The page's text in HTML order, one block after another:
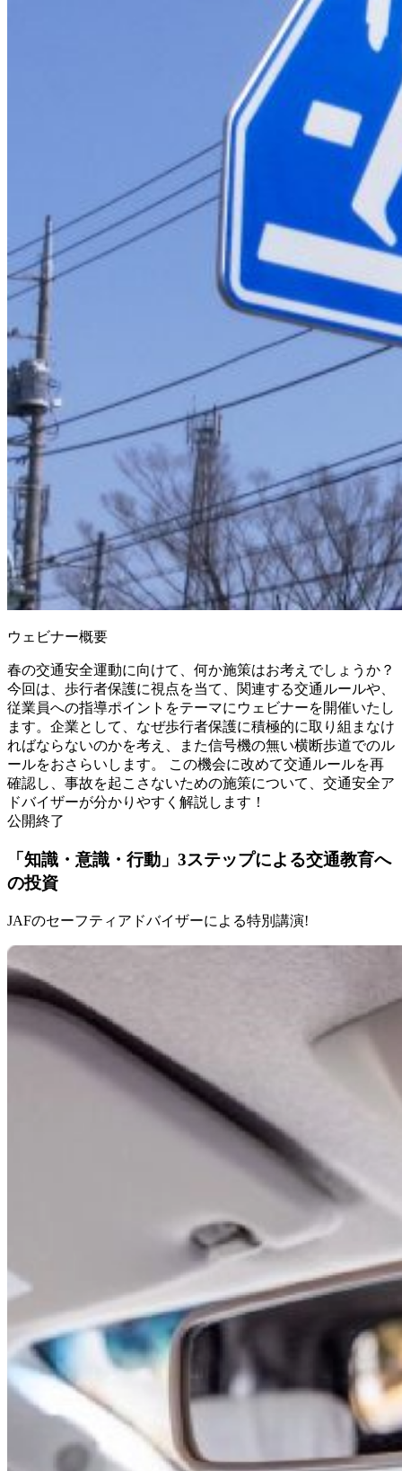
ウェビナー概要
春の交通安全運動に向けて、何か施策はお考えでしょうか？
今回は、歩行者保護に視点を当て、関連する交通ルールや、
従業員への指導ポイントをテーマにウェビナーを開催いたし
ます。企業として、なぜ歩行者保護に積極的に取り組まなけ
ればならないのかを考え、また信号機の無い横断歩道でのル
ールをおさらいします。 この機会に改めて交通ルールを再
確認し、事故を起こさないための施策について、交通安全ア
ドバイザーが分かりやすく解説します！
公開終了
「知識・意識・行動」3ステップによる交通教育へ
の投資
JAFのセーフティアドバイザーによる特別講演!